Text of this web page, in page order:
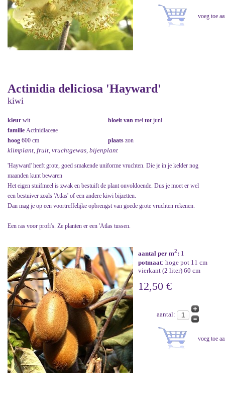
Actinidia deliciosa 'Hayward'
kiwi
kleur wit bloeit van mei tot juni
familie Actinidiaceae
hoog 600 cm plaats zon
klimplant, fruit, vruchtgewas, bijenplant
'Hayward' heeft grote, goed smakende uniforme vruchten. Die je in je kelder nog
maanden kunt bewaren
Het eigen stuifmeel is zwak en bestuift de plant onvoldoende. Dus je moet er wel
een bestuiver zoals 'Atlas' of een andere kiwi bijzetten.
Dan mag je op een voortreffelijke opbrengst van goede grote vruchten rekenen.
Een ras voor profi's. Ze planten er een 'Atlas tussen.
aantal per m2: 1
potmaat: hoge pot 11 cm
vierkant (2 liter) 60 cm
12,50 €
aantal: